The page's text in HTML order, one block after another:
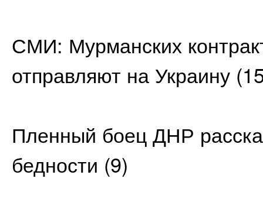
СМИ: Мурманских
отправляют на Украину
Пленный боец ДНР
бедности (9)